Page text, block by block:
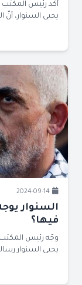
أكد رئيس المكتب
يحيى السنوار،
2024-09-14
السنوار
فيها؟
وجّه رئيس
يحيى السنوار